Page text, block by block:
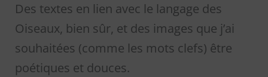
Des textes en lien avec le langage des
Oiseaux, bien sûr, et des images que j’ai
souhaitées (comme les mots clefs) être
poétiques et douces.